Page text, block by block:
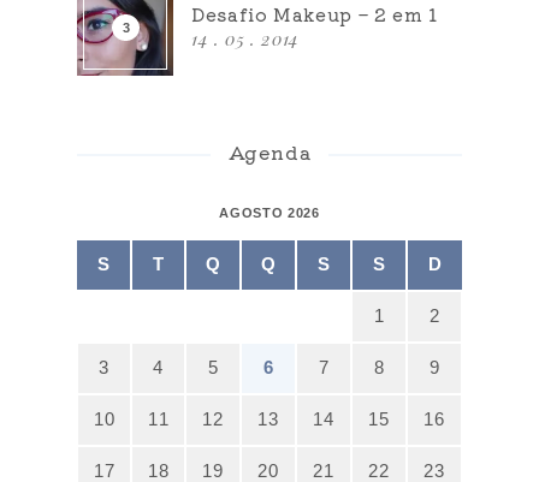
Desafio Makeup – 2 em 1
14 . 05 . 2014
Agenda
AGOSTO 2026
S T Q Q S S D
1 2
3 4 5 6 7 8 9
10 11 12 13 14 15 16
17 18 19 20 21 22 23